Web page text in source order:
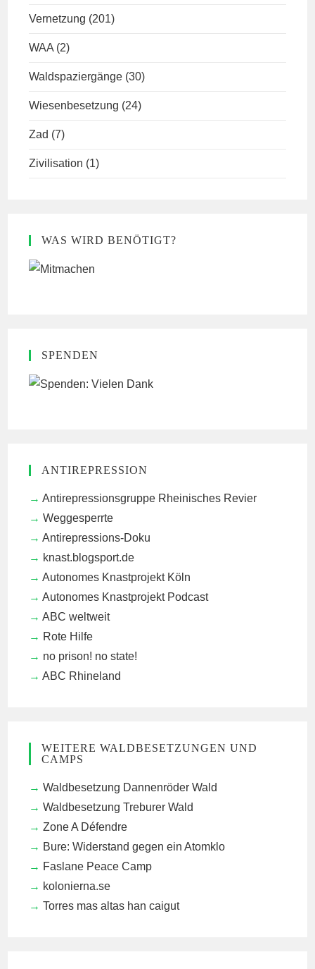
Vernetzung (201)
WAA (2)
Waldspaziergänge (30)
Wiesenbesetzung (24)
Zad (7)
Zivilisation (1)
WAS WIRD BENÖTIGT?
SPENDEN
ANTIREPRESSION
Antirepressionsgruppe Rheinisches Revier
Weggesperrte
Antirepressions-Doku
knast.blogsport.de
Autonomes Knastprojekt Köln
Autonomes Knastprojekt Podcast
ABC weltweit
Rote Hilfe
no prison! no state!
ABC Rhineland
WEITERE WALDBESETZUNGEN UND
CAMPS
Waldbesetzung Dannenröder Wald
Waldbesetzung Treburer Wald
Zone A Défendre
Bure: Widerstand gegen ein Atomklo
Faslane Peace Camp
kolonierna.se
Torres mas altas han caigut